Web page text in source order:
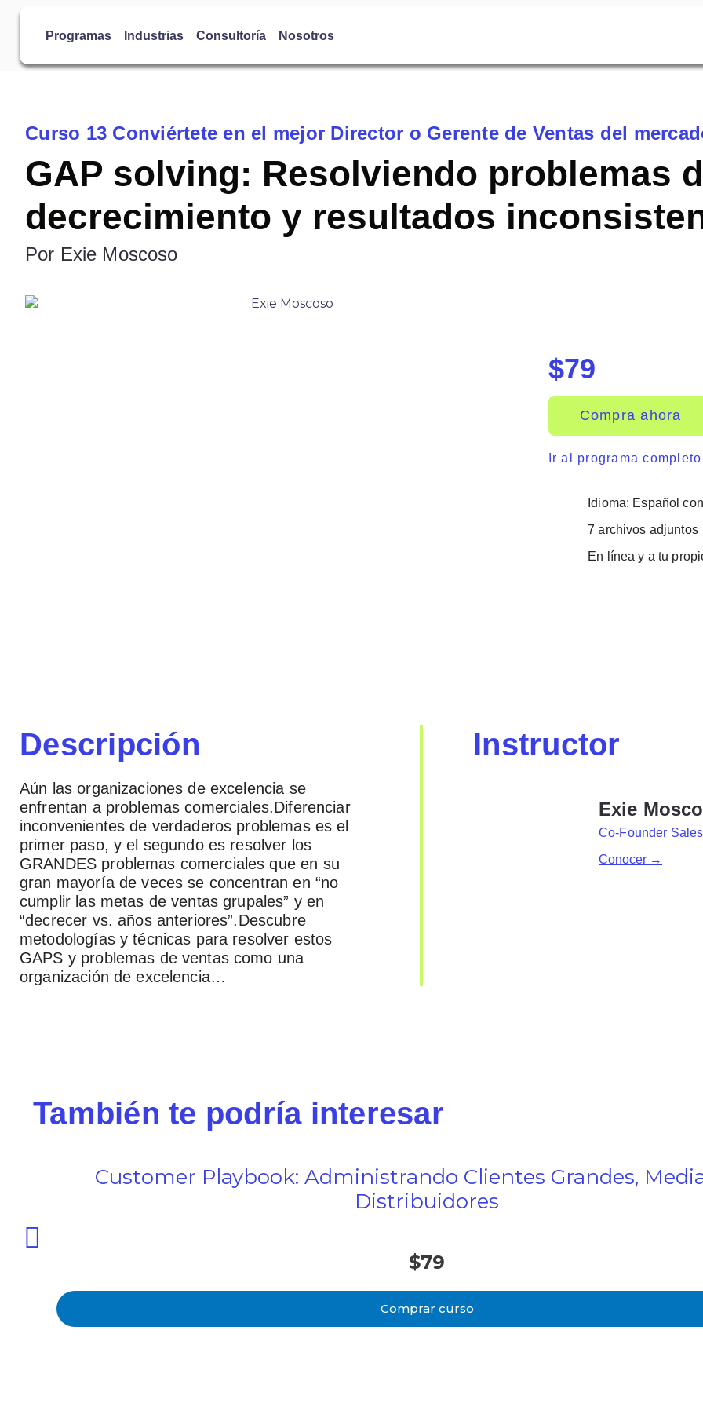
contenidoProgramas Industrias Consultoría Nosotros
Curso 13 Conviértete en el mejor Director o Gerente de Ventas del
GAP solving: Resolviendo problemas
decrecimiento y resultados
Por Exie Moscoso
$79
Compra ahora
Ir al programa completo
Idioma: Español
7 archivos adjuntos
En línea y a tu
Descripción
Aún las organizaciones de excelencia se
enfrentan a problemas comerciales.Diferenciar
inconvenientes de verdaderos problemas es el
primer paso, y el segundo es resolver los
GRANDES problemas comerciales que en su
gran mayoría de veces se concentran en “no
cumplir las metas de ventas grupales” y en
“decrecer vs. años anteriores”.Descubre
metodologías y técnicas para resolver estos
GAPS y problemas de ventas como una
organización de excelencia…
Instructor
Exie
Co-Founder
Conocer →
También te podría interesar
Customer Playbook: Administrando Clientes Grandes,
Distribuidores
$79
Comprar curso
Anterior